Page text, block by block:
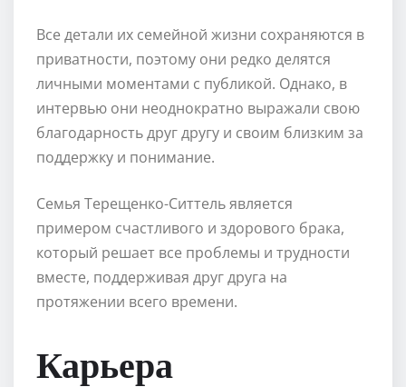
Все детали их семейной жизни сохраняются в
приватности, поэтому они редко делятся
личными моментами с публикой. Однако, в
интервью они неоднократно выражали свою
благодарность друг другу и своим близким за
поддержку и понимание.
Семья Терещенко-Ситтель является
примером счастливого и здорового брака,
который решает все проблемы и трудности
вместе, поддерживая друг друга на
протяжении всего времени.
Карьера